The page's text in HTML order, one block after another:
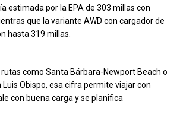
estimada por la EPA de 303 millas con
que la variante AWD con cargador de
hasta 319 millas.
rutas como Santa Bárbara-Newport Beach o
Obispo, esa cifra permite viajar con
con buena carga y se planifica